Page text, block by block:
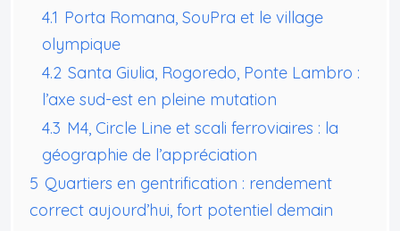
4.1 Porta Romana, SouPra et le village
olympique
4.2 Santa Giulia, Rogoredo, Ponte Lambro :
l’axe sud-est en pleine mutation
4.3 M4, Circle Line et scali ferroviaires : la
géographie de l’appréciation
5 Quartiers en gentrification : rendement
correct aujourd’hui, fort potentiel demain